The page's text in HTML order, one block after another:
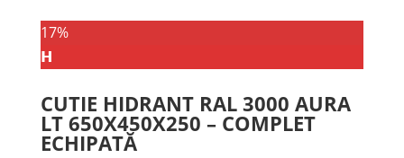
17%
𝗛
CUTIE HIDRANT RAL 3000 AURA
LT 650X450X250 – COMPLET
ECHIPATĂ